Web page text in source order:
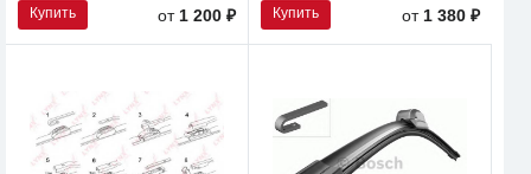
Купить от1 200 ₽ Купить от1 380 ₽